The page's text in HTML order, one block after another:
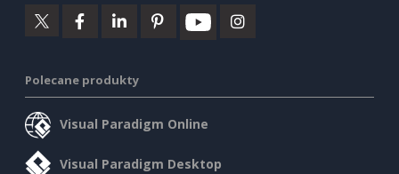
Polecane produkty
Visual Paradigm Online
Visual Paradigm Desktop